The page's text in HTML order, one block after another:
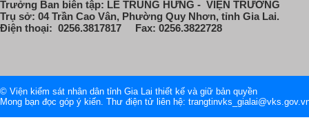
Trưởng Ban biên tập: LÊ TRUNG HƯNG - VIỆN TRƯỞNG
Trụ sở: 04 Trần Cao Vân, Phường Quy Nhơn, tỉnh Gia Lai.
Điện thoại: 0256.3817817 Fax: 0256.3822728
© Viện kiểm sát nhân dân tỉnh Gia Lai thiết kế và giữ bản quyền
Mong bạn đọc góp ý kiến. Thư điện tử liên hệ: